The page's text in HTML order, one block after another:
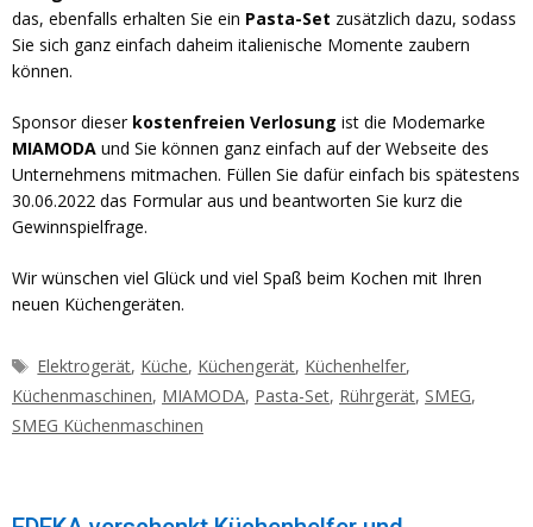
das, ebenfalls erhalten Sie ein Pasta-Set zusätzlich dazu, sodass
Sie sich ganz einfach daheim italienische Momente zaubern
können.
Sponsor dieser kostenfreien Verlosung ist die Modemarke
MIAMODA und Sie können ganz einfach auf der Webseite des
Unternehmens mitmachen. Füllen Sie dafür einfach bis spätestens
30.06.2022 das Formular aus und beantworten Sie kurz die
Gewinnspielfrage.
Wir wünschen viel Glück und viel Spaß beim Kochen mit Ihren
neuen Küchengeräten.
Schlagwörter
Elektrogerät, Küche, Küchengerät, Küchenhelfer,
Küchenmaschinen, MIAMODA, Pasta-Set, Rührgerät, SMEG,
SMEG Küchenmaschinen